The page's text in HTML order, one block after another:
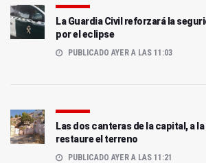
La Guardia Civil reforzará la
por el eclipse
PUBLICADO AYER A LAS 11:03
Las dos canteras de la capital, a
restaure el terreno
PUBLICADO AYER A LAS 11:21